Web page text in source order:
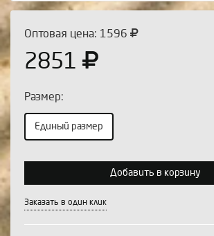
Оптовая цена: 1596
2851
Размер:
Единый размер
Выберите количество:
Продолжить Отмена
Добавить в корзину
Заказать в один клик